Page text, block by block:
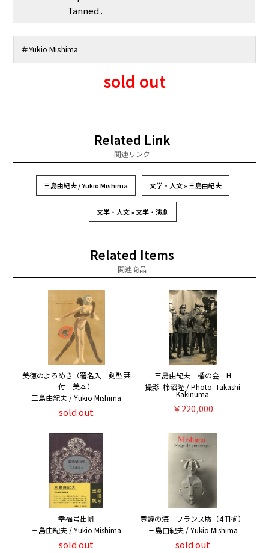
Tanned .
＃Yukio Mishima
sold out
Related Link
関連リンク
三島由紀夫 / Yukio Mishima 文学・人文 » 三島由紀夫
文学・人文 » 文学・演劇
Related Items
関連商品
美徳のよろめき（署名入 剣型栞
付 美本）
三島由紀夫 / Yukio Mishima
sold out
三島由紀夫 楯の会 H
撮影: 柿沼隆 / Photo: Takashi
Kakinuma
￥220,000
幸福号出帆
三島由紀夫 / Yukio Mishima
sold out
豊饒の海 フランス版（4冊揃）
三島由紀夫 / Yukio Mishima
sold out